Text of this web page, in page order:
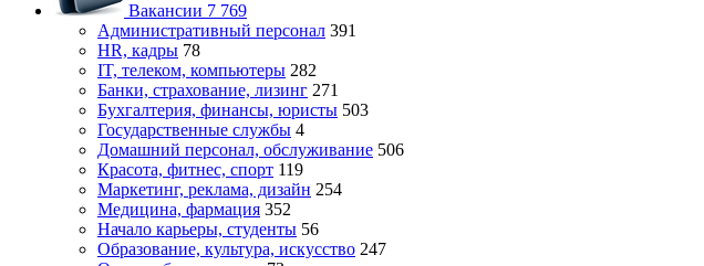
Вакансии 7 769
Административный персонал 391
HR, кадры 78
IT, телеком, компьютеры 282
Банки, страхование, лизинг 271
Бухгалтерия, финансы, юристы 503
Государственные службы 4
Домашний персонал, обслуживание 506
Красота, фитнес, спорт 119
Маркетинг, реклама, дизайн 254
Медицина, фармация 352
Начало карьеры, студенты 56
Образование, культура, искусство 247